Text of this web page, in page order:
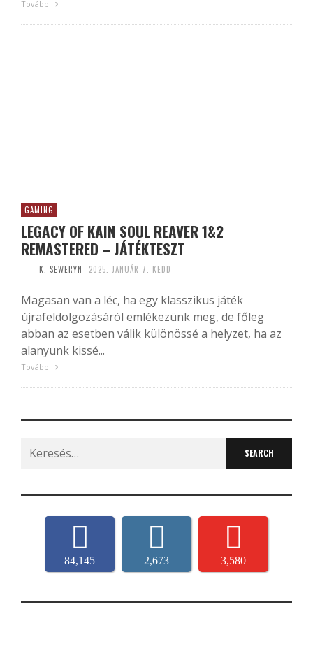
Tovább
GAMING
LEGACY OF KAIN SOUL REAVER 1&2
REMASTERED – JÁTÉKTESZT
K. SEWERYN 2025. JANUÁR 7. KEDD
Magasan van a léc, ha egy klasszikus játék
újrafeldolgozásáról emlékezünk meg, de főleg
abban az esetben válik különössé a helyzet, ha az
alanyunk kissé...
Tovább
Search
for:
84,145 2,673 3,580